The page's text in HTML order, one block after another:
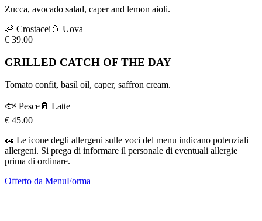
Zucca, avocado salad, caper and lemon aioli.
🦐 Crostacei 🥚 Uova
€ 39.00
GRILLED CATCH OF THE DAY
Tomato confit, basil oil, caper, saffron cream.
🐟 Pesce 🥛 Latte
€ 45.00
🥜 Le icone degli allergeni sulle voci del menu indicano potenziali
allergeni. Si prega di informare il personale di eventuali allergie
prima di ordinare.
Offerto da MenuForma